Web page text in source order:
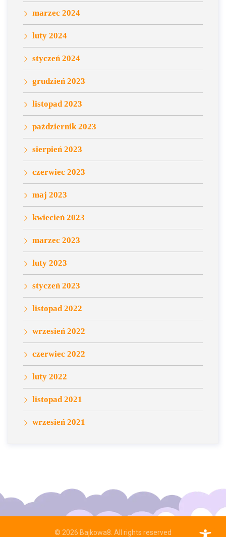
marzec 2024
luty 2024
styczeń 2024
grudzień 2023
listopad 2023
październik 2023
sierpień 2023
czerwiec 2023
maj 2023
kwiecień 2023
marzec 2023
luty 2023
styczeń 2023
listopad 2022
wrzesień 2022
czerwiec 2022
luty 2022
listopad 2021
wrzesień 2021
© 2026 Bajkowa8 . All rights reserved